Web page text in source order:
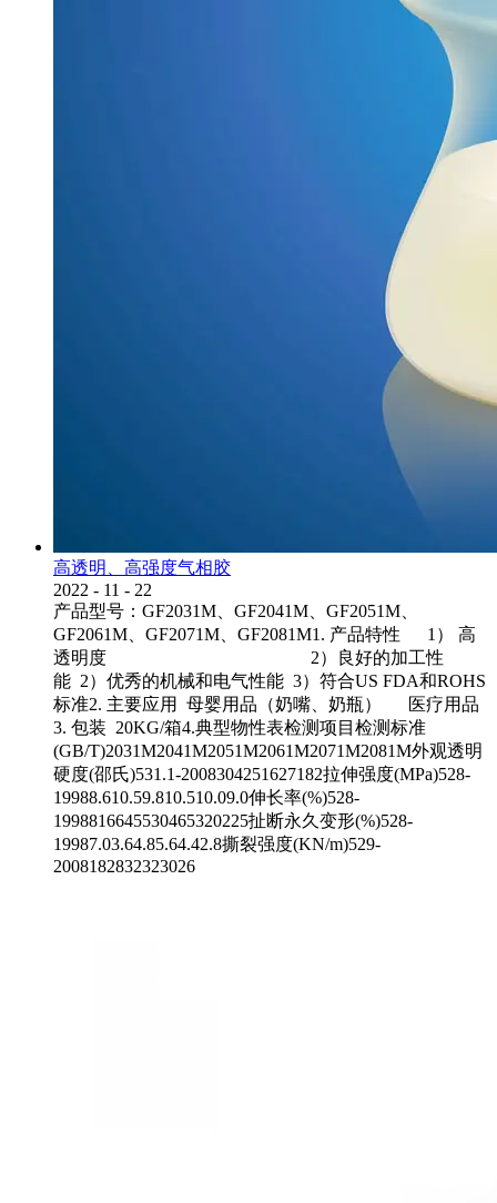
高透明、高强度气相胶
2022 - 11 - 22
产品型号：GF2031M、GF2041M、GF2051M、
GF2061M、GF2071M、GF2081M1. 产品特性 1） 高
透明度 2）良好的加工性
能 2）优秀的机械和电气性能 3）符合US FDA和ROHS
标准2. 主要应用 母婴用品（奶嘴、奶瓶） 医疗用品
3. 包装 20KG/箱4.典型物性表检测项目检测标准
(GB/T)2031M2041M2051M2061M2071M2081M外观透明
硬度(邵氏)531.1-2008304251627182拉伸强度(MPa)528-
19988.610.59.810.510.09.0伸长率(%)528-
1998816645530465320225扯断永久变形(%)528-
19987.03.64.85.64.42.8撕裂强度(KN/m)529-
2008182832323026